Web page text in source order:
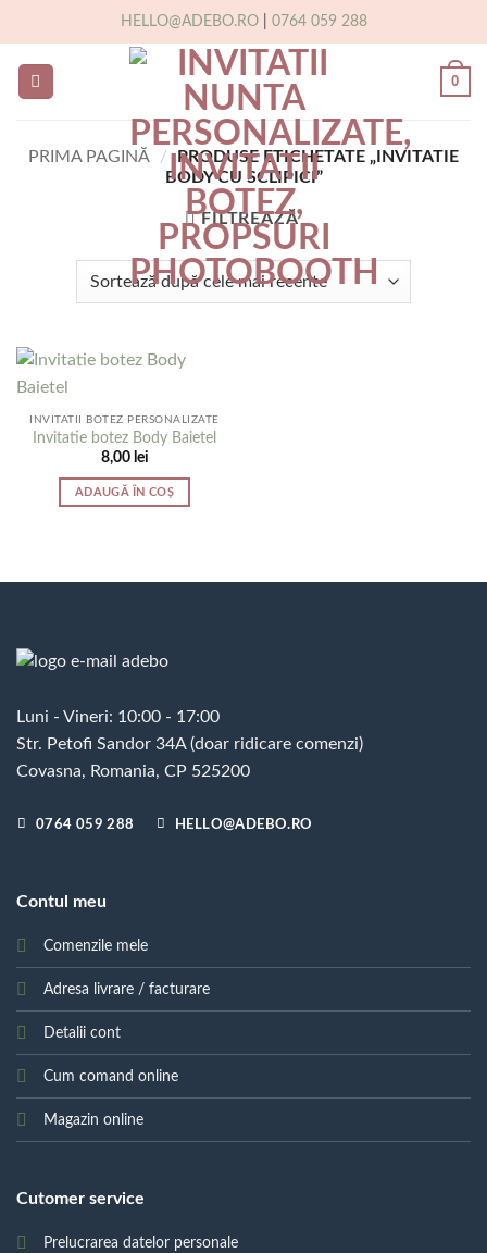
content
HELLO@ADEBO.RO| 0764 059 288
0
PRIMA PAGINĂ / PRODUSE ETICHETATE „INVITATIE
BODY CU SCLIPICI”
FILTREAZĂ
INVITATII BOTEZ PERSONALIZATE
Invitatie botez Body Baietel
8,00 lei
ADAUGĂ ÎN COȘ
Luni - Vineri: 10:00 - 17:00
Str. Petofi Sandor 34A (doar ridicare comenzi)
Covasna, Romania, CP 525200
0764 059 288 HELLO@ADEBO.RO
Contul meu
Comenzile mele
Adresa livrare / facturare
Detalii cont
Cum comand online
Magazin online
Cutomer service
Prelucrarea datelor personale